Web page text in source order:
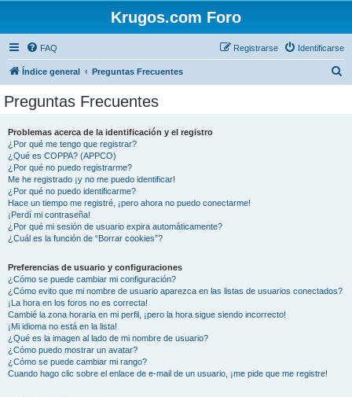
Krugos.com Foro
FAQ Identificarse
Registrarse
Índice general Preguntas Frecuentes
Preguntas Frecuentes
Problemas acerca de la identificación y el registro
¿Por qué me tengo que registrar?
¿Qué es COPPA? (APPCO)
¿Por qué no puedo registrarme?
Me he registrado ¡y no me puedo identificar!
¿Por qué no puedo identificarme?
Hace un tiempo me registré, ¡pero ahora no puedo conectarme!
¡Perdí mi contraseña!
¿Por qué mi sesión de usuario expira automáticamente?
¿Cuál es la función de “Borrar cookies”?
Preferencias de usuario y configuraciones
¿Cómo se puede cambiar mi configuración?
¿Cómo evito que mi nombre de usuario aparezca en las listas de usuarios conectados?
¡La hora en los foros no es correcta!
Cambié la zona horaria en mi perfil, ¡pero la hora sigue siendo incorrecto!
¡Mi idioma no está en la lista!
¿Qué es la imagen al lado de mi nombre de usuario?
¿Cómo puedo mostrar un avatar?
¿Cómo se puede cambiar mi rango?
Cuando hago clic sobre el enlace de e-mail de un usuario, ¡me pide que me registre!